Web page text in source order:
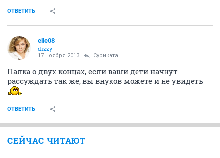
ОТВЕТИТЬ
elle08
dizzy
17 ноября 2013 Суриката
Палка о двух концах, если ваши дети начнут
рассуждать так же, вы внуков можете и не увидеть
ОТВЕТИТЬ
СЕЙЧАС ЧИТАЮТ